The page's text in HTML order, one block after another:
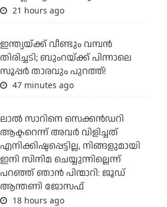
21 hours ago
ഇന്ത്യയ്ക്ക് വീണ്ടും വമ്പന്‍
തിരിച്ചടി; ബുംറയ്ക്ക് പിന്നാലെ
സൂപ്പര്‍ താരവും പുറത്ത്!
47 minutes ago
ലാല്‍ സാറിനെ സെക്കന്‍ഡറി
ആക്ടറെന്ന് അവര്‍ വിളിച്ചത്
എനിക്കിഷ്ടപ്പെട്ടില്ല, നിങ്ങളുമായി
ഇനി സിനിമ ചെയ്യുന്നില്ലെന്ന്
പറഞ്ഞ് ഞാന്‍ പിന്മാറി: ജൂഡ്
ആന്തണി ജോസഫ്
18 hours ago